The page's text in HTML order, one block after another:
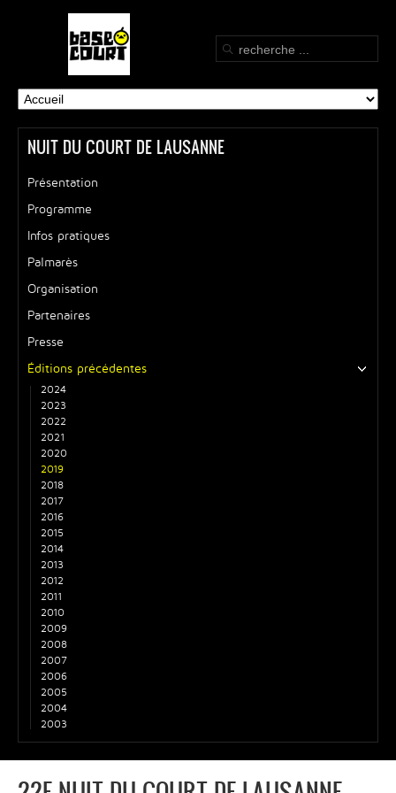
NUIT DU COURT DE LAUSANNE
Présentation
Programme
Infos pratiques
Palmarès
Organisation
Partenaires
Presse
Éditions précédentes
2024
2023
2022
2021
2020
2019
2018
2017
2016
2015
2014
2013
2012
2011
2010
2009
2008
2007
2006
2005
2004
2003